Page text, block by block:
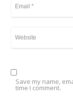
Save my name,
time I comment.